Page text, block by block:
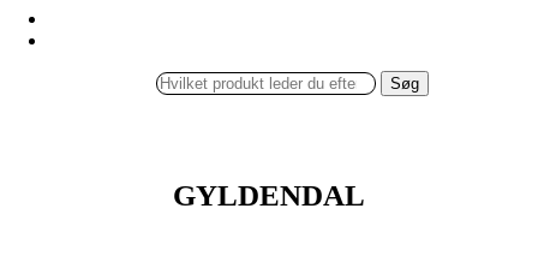
Søg
GYLDENDAL